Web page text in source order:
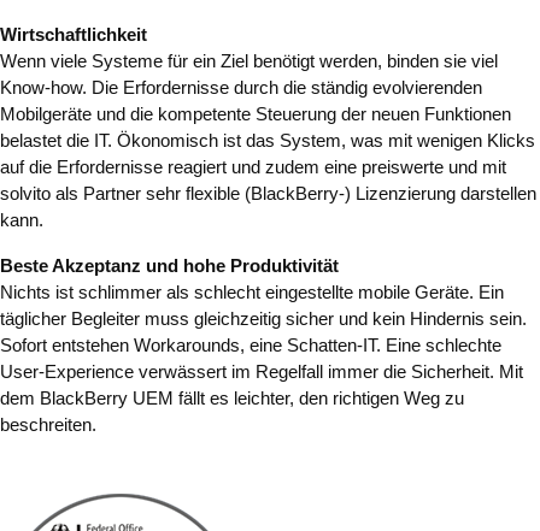
Wirtschaftlichkeit
Wenn viele Systeme für ein Ziel benötigt werden, binden sie viel
Know-how. Die Erfordernisse durch die ständig evolvierenden
Mobilgeräte und die kompetente Steuerung der neuen Funktionen
belastet die IT. Ökonomisch ist das System, was mit wenigen Klicks
auf die Erfordernisse reagiert und zudem eine preiswerte und mit
solvito als Partner sehr flexible (BlackBerry-) Lizenzierung darstellen
kann.
Beste Akzeptanz und hohe Produktivität
Nichts ist schlimmer als schlecht eingestellte mobile Geräte. Ein
täglicher Begleiter muss gleichzeitig sicher und kein Hindernis sein.
Sofort entstehen Workarounds, eine Schatten-IT. Eine schlechte
User-Experience verwässert im Regelfall immer die Sicherheit. Mit
dem BlackBerry UEM fällt es leichter, den richtigen Weg zu
beschreiten.